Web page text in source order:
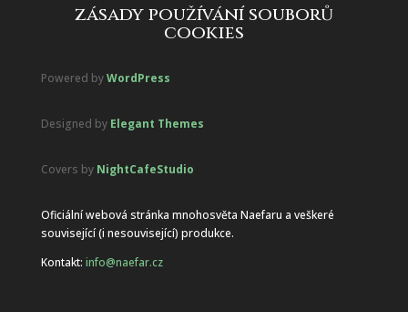
zásady používání souborů
cookies
Powered byWordPress
Designed by Elegant Themes
Covers by NightCafeStudio
Oficiální webová stránka mnohosvěta Naefaru a veškeré
související (i nesouvisející) produkce.
Kontakt: info@naefar.cz